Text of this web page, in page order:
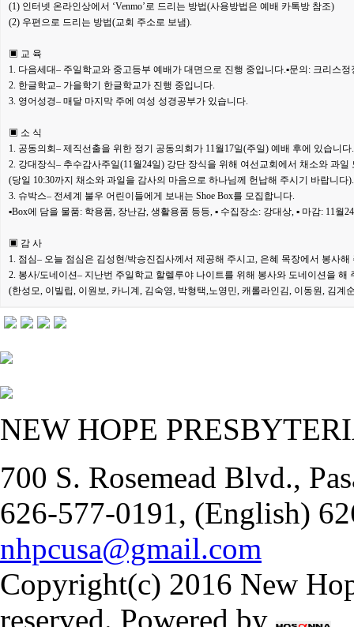
(1) 인터넷 온라인상에서 ‘Venmo’로 드리는 방법(사용방법은 예배 카톡방 참조)
(2) 우편으로 드리는 방법(교회 주소로 보냄).
▣ 교 육
1. 다음세대– 주일학교와 중고등부 예배가 대면으로 진행 중입니다.▪문의: 크리스정
2. 한글학교– 가을학기 한글학교가 진행 중입니다.
3. 영어성경– 매달 마지막 주에 여성 성경공부가 있습니다.
▣ 소 식
1. 공동의회– 제직선출을 위한 정기 공동의회가 11월17일(주일) 예배 후에 있습니다.
2. 강대장식– 추수감사주일(11월24일) 강단 장식을 위해 여선교회에서 채소와 과일
(당일 10:30까지 채소와 과일을 감사의 마음으로 하나님께 헌납해 주시기 바랍니다).
3. 슈박스– 전세계 불우 어린이들에게 보내는 Shoe Box를 모집합니다.
▪Box에 담을 물품: 학용품, 장난감, 생활용품 등등, ▪ 수집장소: 강대상, ▪ 마감: 11월
▣ 감 사
1. 점심– 오늘 점심은 김성현/박승진집사께서 제공해 주시고, 은혜 목장에서 봉사해
2. 봉사/도네이션– 지난번 주일학교 할렐루야 나이트를 위해 봉사와 도네이션을 해
(한성모, 이빌립, 이원보, 카니계, 김숙영, 박형택,노영민, 캐롤라인김, 이동원, 김계
NEW HOPE
700 S. Rosemead Blvd.,
626-577-0191, (English)
nhpcusa@gmail.com
Copyright(c) 2016 New
reserved. Powered by